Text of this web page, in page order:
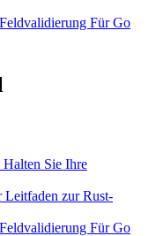
Für Go
Sie Ihre
Leitfaden zur Rust-
Für Go